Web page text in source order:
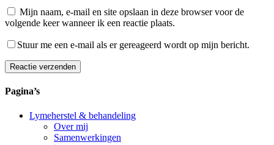
Mijn naam, e-mail en site opslaan in deze browser voor de
volgende keer wanneer ik een reactie plaats.
Stuur me een e-mail als er gereageerd wordt op mijn bericht.
Reactie verzenden
Alternative:
Pagina’s
Lymeherstel & behandeling
Over mij
Samenwerkingen